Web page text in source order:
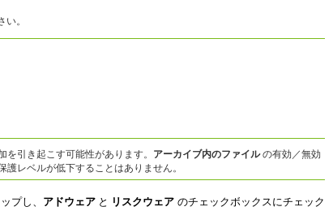
い。
引き起こす可能性があります。 アーカイブ内のファイルの有効／無効
レベルが低下することはありません。
プし、 アドウェア と リスクウェア のチェックボックスにチェック